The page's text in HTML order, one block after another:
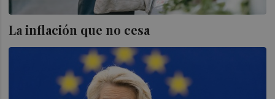
La inflación que no cesa